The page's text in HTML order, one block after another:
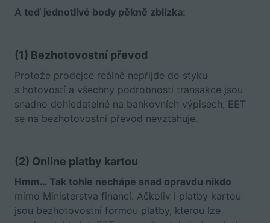
A teď jednotlivé body pěkně zblízka:
(1) Bezhotovostní převod
Protože prodejce reálně nepřijde do styku
s hotovostí a všechny podrobnosti transakce jsou
snadno dohledatelné na bankovních výpisech, EET
se na bezhotovostní převod nevztahuje.
(2) Online platby kartou
Hmm… Tak tohle nechápe snad opravdu nikdo
mimo Ministerstva financí. Ačkoliv i platby kartou
jsou bezhotovostní formou platby, kterou lze